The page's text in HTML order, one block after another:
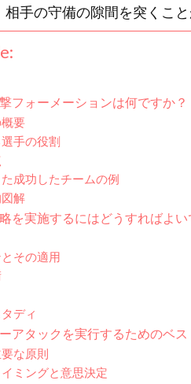
手の守備の隙間を突くこと
フォーメーションは何ですか？
要
手の役割
成功したチームの例
解
を実施するにはどうすればよい
その適用
ディ
アタックを実行するためのベ
な原則
ミングと意思決定